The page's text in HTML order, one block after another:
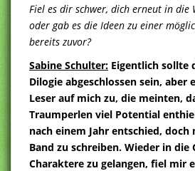
Fiel es dir schwer, dich erneut in die
oder gab es die Ideen zu einer
bereits zuvor?
Sabine Schulter: Eigentlich sollte
Dilogie abgeschlossen sein, aber
Leser auf mich zu, die meinten,
Traumperlen viel Potential
nach einem Jahr entschied,
Band zu schreiben. Wieder in die
Charaktere zu gelangen, fiel mir